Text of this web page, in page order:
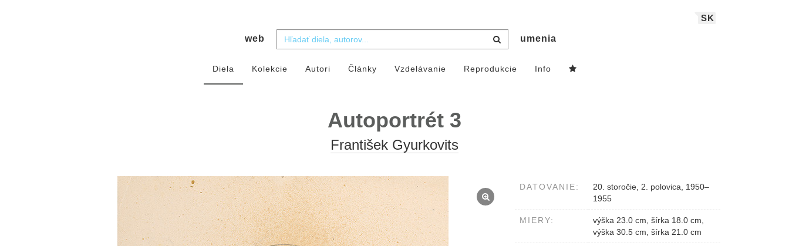
SK
web umenia
Diela Kolekcie Autori Články Vzdelávanie Reprodukcie Info
Autoportrét 3
František Gyurkovits
DATOVANIE:
20. storočie, 2. polovica, 1950–
1955
MIERY:
výška 23.0 cm, šírka 18.0 cm,
výška 30.5 cm, šírka 21.0 cm